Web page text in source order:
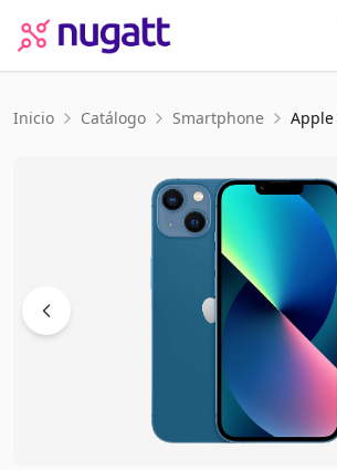
Inicio Catálogo Smartphone Apple